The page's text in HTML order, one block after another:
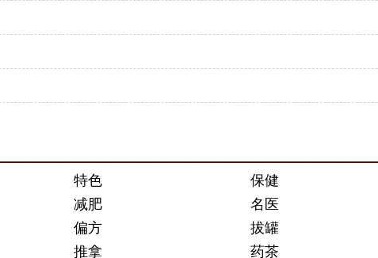
特色 保健
减肥 名医
偏方 拔罐
推拿 药茶